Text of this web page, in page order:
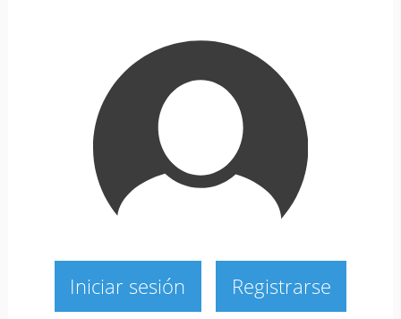
Iniciar sesión Registrarse